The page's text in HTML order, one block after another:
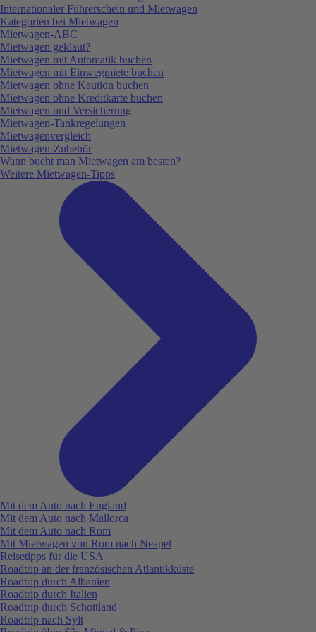
Internationaler Führerschein und Mietwagen
Kategorien bei Mietwagen
Mietwagen-ABC
Mietwagen geklaut?
Mietwagen mit Automatik buchen
Mietwagen mit Einwegmiete buchen
Mietwagen ohne Kaution buchen
Mietwagen ohne Kreditkarte buchen
Mietwagen und Versicherung
Mietwagen-Tankregelungen
Mietwagenvergleich
Mietwagen-Zubehör
Wann bucht man Mietwagen am besten?
Weitere Mietwagen-Tipps
Mit dem Auto nach England
Mit dem Auto nach Mallorca
Mit dem Auto nach Rom
Mit Mietwagen von Rom nach Neapel
Reisetipps für die USA
Roadtrip an der französischen Atlantikküste
Roadtrip durch Albanien
Roadtrip durch Italien
Roadtrip durch Schottland
Roadtrip nach Sylt